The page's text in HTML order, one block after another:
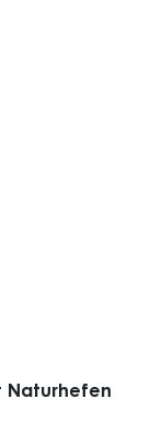
Naturhefen